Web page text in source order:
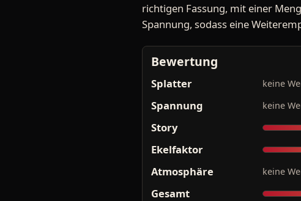
richtigen Fassung, mit einer
Spannung, sodass eine
Bewertung
Splatter keine
Spannung keine
Story
Ekelfaktor
Atmosphäre keine
Gesamt